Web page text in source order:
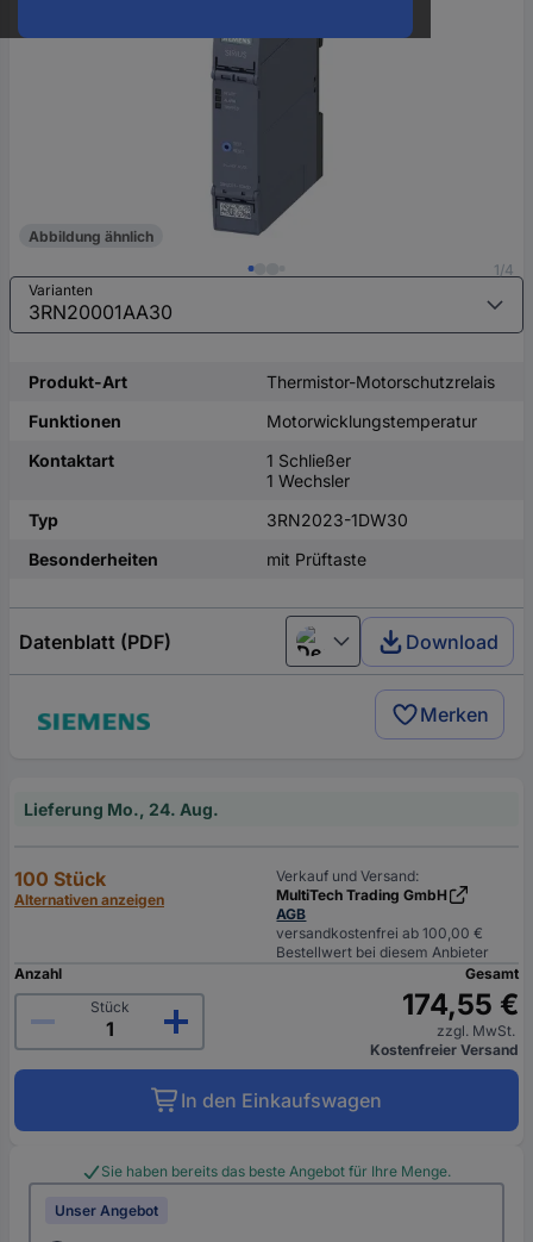
1/4
Abbildung ähnlich
Varianten
Produkt-Art
Thermistor-Motorschutzrelais
Funktionen
Motorwicklungstemperatur
Kontaktart
1 Schließer
1 Wechsler
Typ
3RN2023-1DW30
Besonderheiten
mit Prüftaste
Datenblatt (PDF) Deutsch (Deutschland)
Download
Merken
Lieferung Mo., 24. Aug.
100 Stück
Alternativen anzeigen
Verkauf und Versand:
MultiTech Trading GmbH
AGB
versandkostenfrei ab 100,00 €
Bestellwert bei diesem Anbieter
Anzahl
Stück
Gesamt
174,55 €
zzgl. MwSt.
Kostenfreier Versand
In den Einkaufswagen
Sie haben bereits das beste Angebot für Ihre Menge.
Unser Angebot